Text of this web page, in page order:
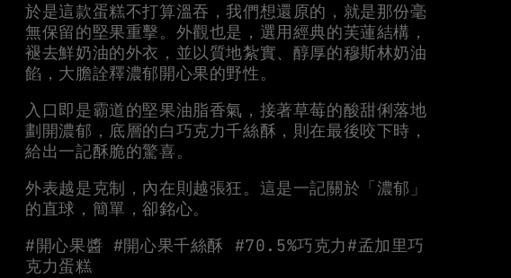
於是這款蛋糕不打算溫吞，我們想還原的，就是那份毫
無保留的堅果重擊。外觀也是，選用經典的芙蓮結構，
褪去鮮奶油的外衣，並以質地紮實、醇厚的穆斯林奶油
餡，大膽詮釋濃郁開心果的野性。
入口即是霸道的堅果油脂香氣，接著草莓的酸甜俐落地
劃開濃郁，底層的白巧克力千絲酥，則在最後咬下時，
給出一記酥脆的驚喜。
外表越是克制，內在則越張狂。這是一記關於「濃郁」
的直球，簡單，卻銘心。
#開心果醬 #開心果千絲酥 #70.5%巧克力#孟加里巧
克力蛋糕